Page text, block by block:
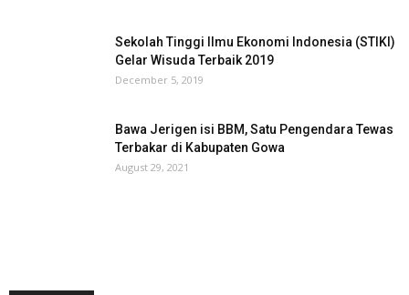
Sekolah Tinggi Ilmu Ekonomi Indonesia (STIKI)
Gelar Wisuda Terbaik 2019
December 5, 2019
Bawa Jerigen isi BBM, Satu Pengendara Tewas
Terbakar di Kabupaten Gowa
August 29, 2021